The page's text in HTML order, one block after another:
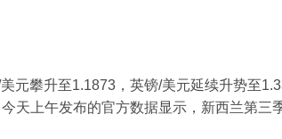
元攀升至1.1873，英镑/美元延续升势至
天上午发布的官方数据显示，新西兰第三